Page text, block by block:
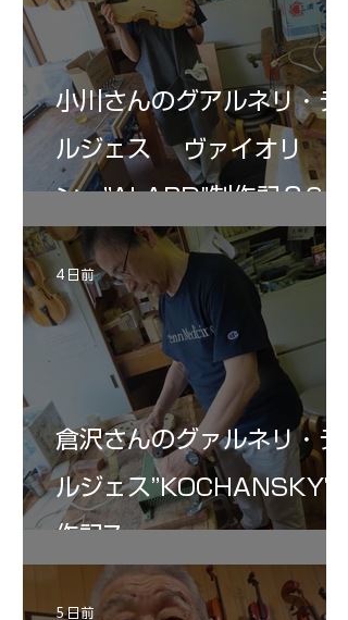
小川さんのグアルネリ・デ
ルジェス ヴァイオリ
ン ”ALARD"制作記３6
倉沢さんのグァルネリ・デ
ルジェス”KOCHANSKY"制
作記7
4 日前
5 日前